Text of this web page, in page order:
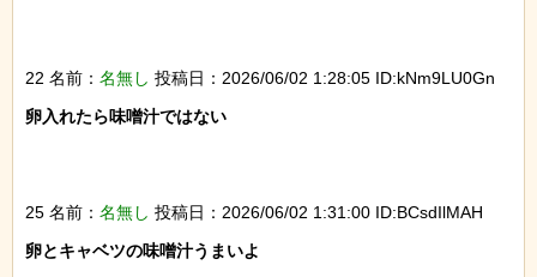
22 名前： 名無し 投稿日：2026/06/02 1:28:05 ID:kNm9LU0Gn
卵入れたら味噌汁ではない
25 名前： 名無し 投稿日：2026/06/02 1:31:00 ID:BCsdIlMAH
卵とキャベツの味噌汁うまいよ